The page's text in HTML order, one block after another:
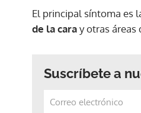
El principal síntoma es
de la caray otras áreas
Suscríbete a